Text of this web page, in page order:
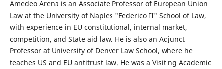
Amedeo Arena is an Associate Professor of European Union
Law at the University of Naples "Federico II" School of Law,
with experience in EU constitutional, internal market,
competition, and State aid law. He is also an Adjunct
Professor at University of Denver Law School, where he
teaches US and EU antitrust law. He was a Visiting Academic